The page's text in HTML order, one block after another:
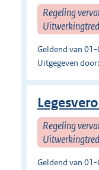
Regeling
Geldend van
Uitgegeven
Regeling
Geldend van